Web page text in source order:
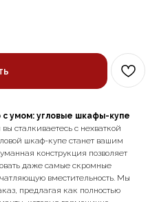
умом: угловые шкафы-купе
вы сталкиваетесь с нехваткой
шкаф-купе станет вашим
конструкция позволяет
даже самые скромные
вместительность. Мы
предлагая как полностью